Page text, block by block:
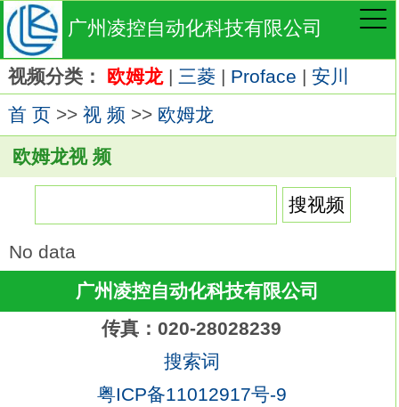
广州凌控自动化科技有限公司
视频分类： 欧姆龙| 三菱| Proface | 安川
首 页>> 视 频 >> 欧姆龙
欧姆龙视 频
No data
广州凌控自动化科技有限公司
传真：020-28028239
搜索词
粤ICP备11012917号-9